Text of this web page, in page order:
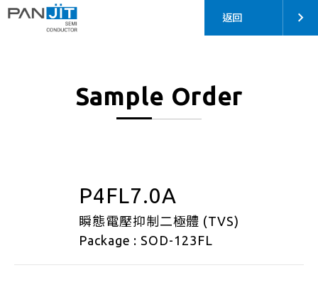
返回
Sample Order
P4FL7.0A
瞬態電壓抑制二極體 (TVS)
Package : SOD-123FL